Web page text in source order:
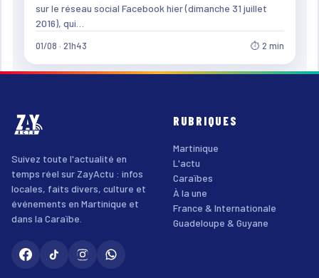
sur le réseau social Facebook hier (dimanche 31 juillet
2016), qui…
01/08 · 21h43 ⏱ 2 min
Suivez toute l'actualité en
temps réel sur ZayActu : infos
locales, faits divers, culture et
événements en Martinique et
dans la Caraïbe.
RUBRIQUES
Martinique
L'actu
Caraïbes
À la une
France & Internationale
Guadeloupe & Guyane